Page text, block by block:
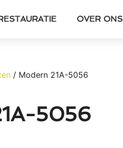
OVER ONS
/ Modern 21A-5056
5056